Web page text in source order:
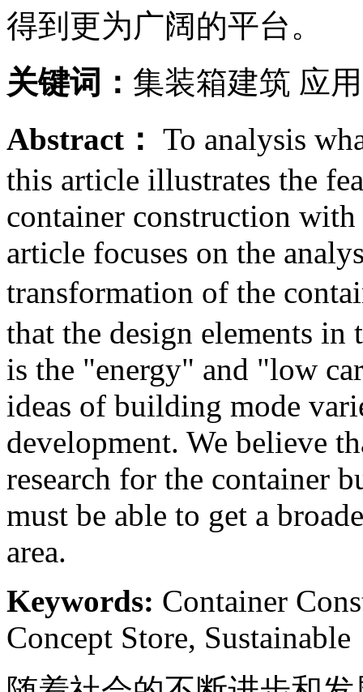
得到更为广阔的平台。
关键词： 集装箱建筑 应
Abstract： To analysis
this article illustrates the
container construction with
article focuses on the
transformation of the
that the design elements
is the "energy" and "low
ideas of building mode
development. We believe
research for the container
must be able to get a
area.
Keywords: Container
Concept Store, Sustainable